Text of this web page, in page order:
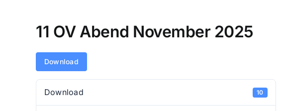
11 OV Abend November 2025
Download
Download 10